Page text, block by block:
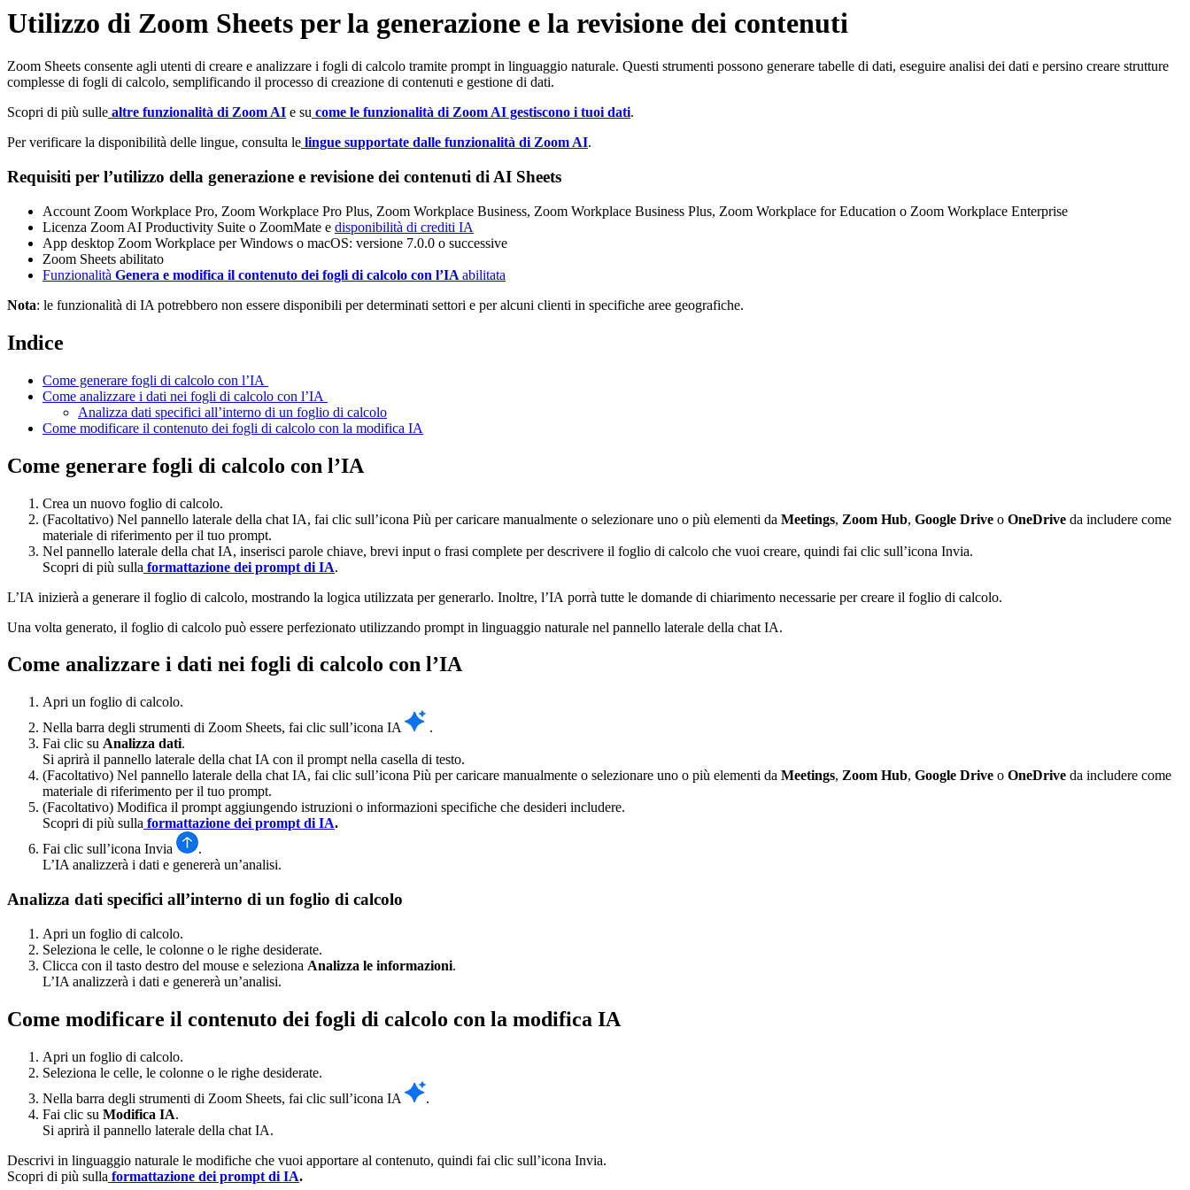
Utilizzo di Zoom Sheets per la generazione e la revisione dei contenuti
Zoom Sheets consente agli utenti di creare e analizzare i fogli di calcolo tramite prompt in linguaggio naturale. Questi strumenti possono generare tabelle di dati, eseguire analisi dei dati e persino creare strutture
complesse di fogli di calcolo, semplificando il processo di creazione di contenuti e gestione di dati.
Scopri di più sulle altre funzionalità di Zoom AI e su come le funzionalità di Zoom AI gestiscono i tuoi dati.
Per verificare la disponibilità delle lingue, consulta le lingue supportate dalle funzionalità di Zoom AI.
Requisiti per l’utilizzo della generazione e revisione dei contenuti di AI Sheets
Account Zoom Workplace Pro, Zoom Workplace Pro Plus, Zoom Workplace Business, Zoom Workplace Business Plus, Zoom Workplace for Education o Zoom Workplace Enterprise
Licenza Zoom AI Productivity Suite o ZoomMate e disponibilità di crediti IA
App desktop Zoom Workplace per Windows o macOS: versione 7.0.0 o successive
Zoom Sheets abilitato
Funzionalità Genera e modifica il contenuto dei fogli di calcolo con l’IA abilitata
Nota: le funzionalità di IA potrebbero non essere disponibili per determinati settori e per alcuni clienti in specifiche aree geografiche.
Indice
Come generare fogli di calcolo con l’IA
Come analizzare i dati nei fogli di calcolo con l’IA
Analizza dati specifici all’interno di un foglio di calcolo
Come modificare il contenuto dei fogli di calcolo con la modifica IA
Come generare fogli di calcolo con l’IA
Crea un nuovo foglio di calcolo.
(Facoltativo) Nel pannello laterale della chat IA, fai clic sull’icona Più per caricare manualmente o selezionare uno o più elementi da Meetings, Zoom Hub, Google Drive o OneDrive da includere come
materiale di riferimento per il tuo prompt.
Nel pannello laterale della chat IA, inserisci parole chiave, brevi input o frasi complete per descrivere il foglio di calcolo che vuoi creare, quindi fai clic sull’icona Invia.
Scopri di più sulla formattazione dei prompt di IA.
L’IA inizierà a generare il foglio di calcolo, mostrando la logica utilizzata per generarlo. Inoltre, l’IA porrà tutte le domande di chiarimento necessarie per creare il foglio di calcolo.
Una volta generato, il foglio di calcolo può essere perfezionato utilizzando prompt in linguaggio naturale nel pannello laterale della chat IA.
Come analizzare i dati nei fogli di calcolo con l’IA
Apri un foglio di calcolo.
Nella barra degli strumenti di Zoom Sheets, fai clic sull’icona IA
.
Fai clic su Analizza dati.
Si aprirà il pannello laterale della chat IA con il prompt nella casella di testo.
(Facoltativo) Nel pannello laterale della chat IA, fai clic sull’icona Più per caricare manualmente o selezionare uno o più elementi da Meetings, Zoom Hub, Google Drive o OneDrive da includere come
materiale di riferimento per il tuo prompt.
(Facoltativo) Modifica il prompt aggiungendo istruzioni o informazioni specifiche che desideri includere.
Scopri di più sulla formattazione dei prompt di IA.
Fai clic sull’icona Invia
.
L’IA analizzerà i dati e genererà un’analisi.
Analizza dati specifici all’interno di un foglio di calcolo
Apri un foglio di calcolo.
Seleziona le celle, le colonne o le righe desiderate.
Clicca con il tasto destro del mouse e seleziona Analizza le informazioni.
L’IA analizzerà i dati e genererà un’analisi.
Come modificare il contenuto dei fogli di calcolo con la modifica IA
Apri un foglio di calcolo.
Seleziona le celle, le colonne o le righe desiderate.
Nella barra degli strumenti di Zoom Sheets, fai clic sull’icona IA
.
Fai clic su Modifica IA.
Si aprirà il pannello laterale della chat IA.
Descrivi in linguaggio naturale le modifiche che vuoi apportare al contenuto, quindi fai clic sull’icona Invia.
Scopri di più sulla formattazione dei prompt di IA.